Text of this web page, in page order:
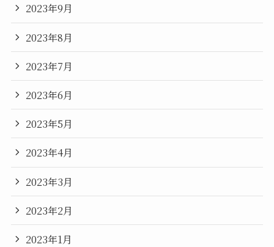
2023年9月
2023年8月
2023年7月
2023年6月
2023年5月
2023年4月
2023年3月
2023年2月
2023年1月